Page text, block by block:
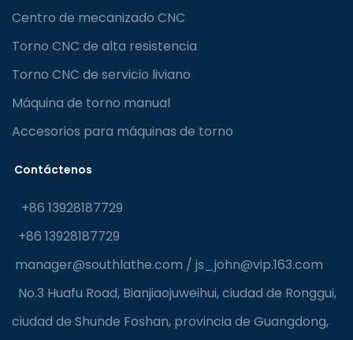
Centro de mecanizado CNC
Torno CNC de alta resistencia
Torno CNC de servicio liviano
Máquina de torno manual
Accesorios para máquinas de torno
Contáctenos
+86 13928187729
+86 13928187729
manager@southlathe.com / js_john@vip.163.com
No.3 Huafu Road, Bianjiaojuweihui, ciudad de Ronggui,
ciudad de Shunde Foshan, provincia de Guangdong,